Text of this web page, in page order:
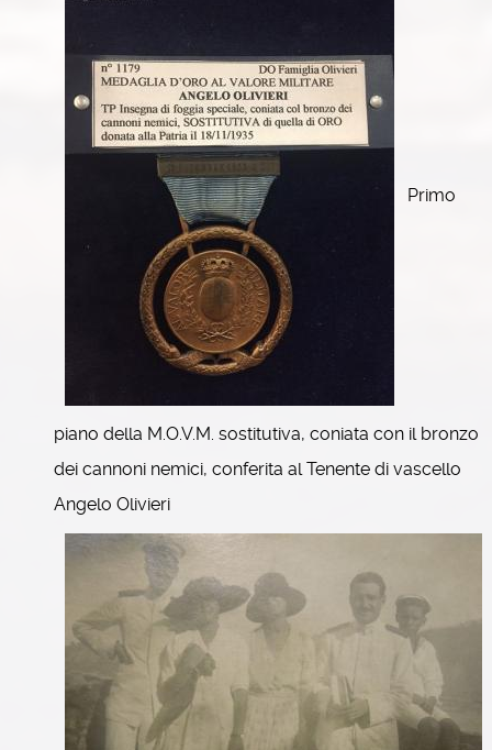
Primo
piano della M.O.V.M. sostitutiva, coniata con il bronzo
dei cannoni nemici, conferita al Tenente di vascello
Angelo Olivieri